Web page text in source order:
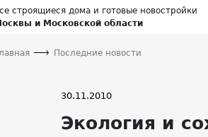
строящиеся дома и готовые новостройки
и Московской области
Последние новости
30.11.2010
Экология и